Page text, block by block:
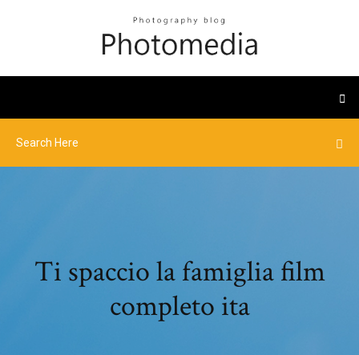
Ti spaccio la famiglia film
completo ita